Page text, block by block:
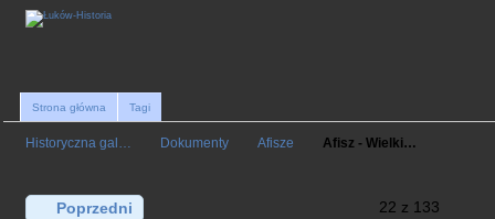
Strona główna Tagi
Historyczna gal… Dokumenty Afisze Afisz - Wielki…
Poprzedni 22 z 133